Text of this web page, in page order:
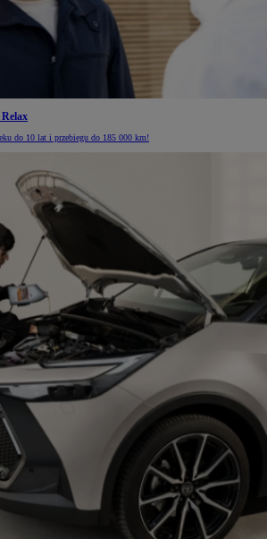
do 10 lat i przebiegu do 185 000 km!